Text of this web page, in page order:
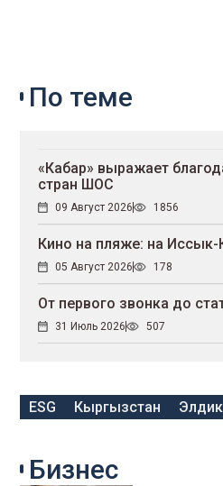
По теме
«Кабар» выражает
стран ШОС
09 Август 2026 1856
Кино на пляже: на Иссык-
05 Август 2026 178
От первого звонка до
31 Июль 2026 507
ESG Кыргызстан
Бизнес